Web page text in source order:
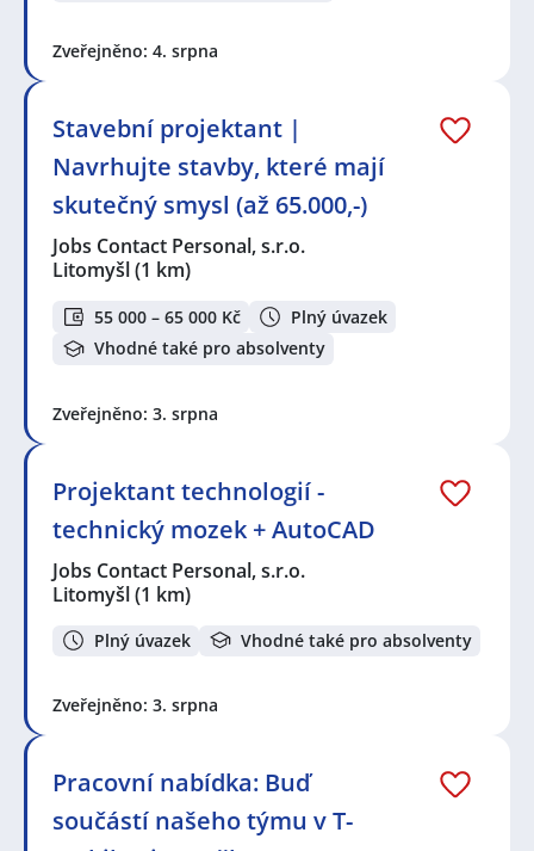
Zveřejněno: 4. srpna
Stavební projektant |
Navrhujte stavby, které mají
skutečný smysl (až 65.000,-)
Jobs Contact Personal, s.r.o.
Litomyšl(1 km)
55 000 – 65 000 Kč
Plný úvazek
Vhodné také pro absolventy
Zveřejněno: 3. srpna
Projektant technologií -
technický mozek + AutoCAD
Jobs Contact Personal, s.r.o.
Litomyšl(1 km)
Plný úvazek Vhodné také pro absolventy
Zveřejněno: 3. srpna
Pracovní nabídka: Buď
součástí našeho týmu v T-